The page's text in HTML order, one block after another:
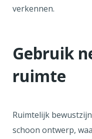
verkennen.
Gebruik
ruimte
Ruimtelijk
schoon ontwerp,